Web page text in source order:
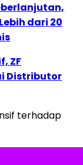
dari 20
ZF
Distributor
terhadap